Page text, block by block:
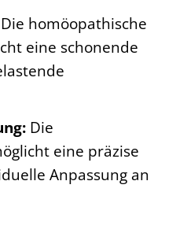
homöopathische
eine schonende
Die
eine präzise
Anpassung an